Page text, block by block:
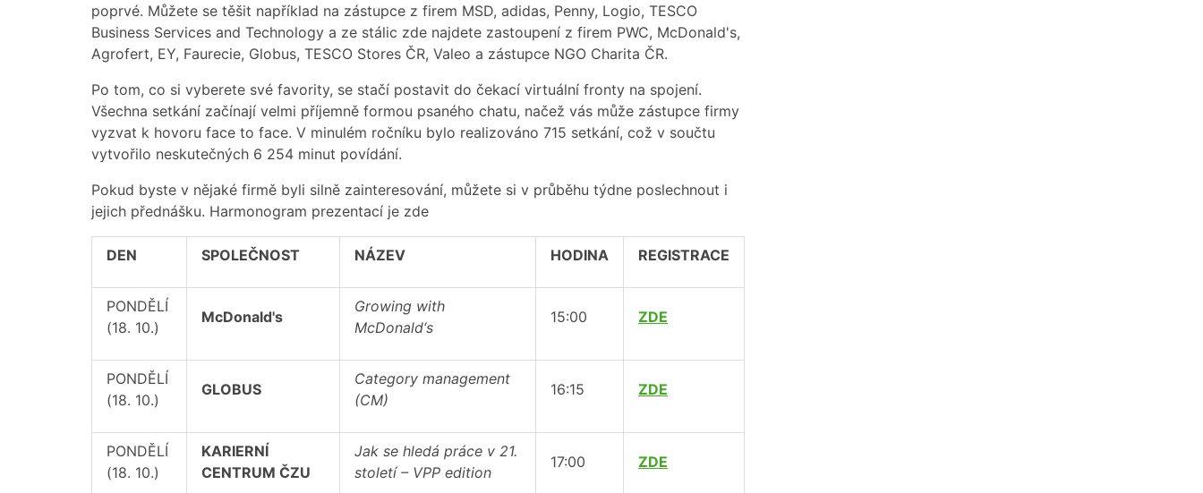
poprvé. Můžete se těšit například na zástupce z firem MSD, adidas, Penny, Logio, TESCO
Business Services and Technology a ze stálic zde najdete zastoupení z firem PWC, McDonald's,
Agrofert, EY, Faurecie, Globus, TESCO Stores ČR, Valeo a zástupce NGO Charita ČR.
Po tom, co si vyberete své favority, se stačí postavit do čekací virtuální fronty na spojení.
Všechna setkání začínají velmi příjemně formou psaného chatu, načež vás může zástupce firmy
vyzvat k hovoru face to face. V minulém ročníku bylo realizováno 715 setkání, což v součtu
vytvořilo neskutečných 6 254 minut povídání.
Pokud byste v nějaké firmě byli silně zainteresování, můžete si v průběhu týdne poslechnout i
jejich přednášku. Harmonogram prezentací je zde
DEN SPOLEČNOST NÁZEV HODINA REGISTRACE
PONDĚLÍ
(18. 10.)
McDonald's
Growing with
McDonald‘s
15:00 ZDE
PONDĚLÍ
(18. 10.)
GLOBUS
Category management
(CM)
16:15 ZDE
PONDĚLÍ
(18. 10.)
KARIERNÍ
CENTRUM ČZU
Jak se hledá práce v 21.
století – VPP edition
17:00 ZDE